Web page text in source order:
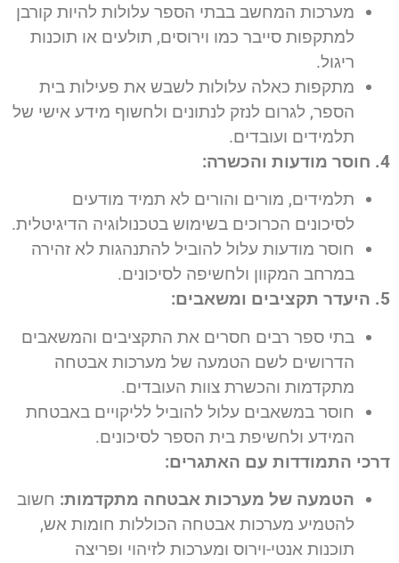
מערכות המחשב בבתי הספר עלולות להיות קורבן
למתקפות סייבר כמו וירוסים, תולעים או תוכנות
ריגול.
מתקפות כאלה עלולות לשבש את פעילות בית
הספר, לגרום לנזק לנתונים ולחשוף מידע אישי של
תלמידים ועובדים.
4. חוסר מודעות והכשרה:
תלמידים, מורים והורים לא תמיד מודעים
לסיכונים הכרוכים בשימוש בטכנולוגיה הדיגיטלית.
חוסר מודעות עלול להוביל להתנהגות לא זהירה
במרחב המקוון ולחשיפה לסיכונים.
5. היעדר תקציבים ומשאבים:
בתי ספר רבים חסרים את התקציבים והמשאבים
הדרושים לשם הטמעה של מערכות אבטחה
מתקדמות והכשרת צוות העובדים.
חוסר במשאבים עלול להוביל לליקויים באבטחת
המידע ולחשיפת בית הספר לסיכונים.
דרכי התמודדות עם האתגרים:
הטמעה של מערכות אבטחה מתקדמות: חשוב
להטמיע מערכות אבטחה הכוללות חומות אש,
תוכנות אנטי-וירוס ומערכות לזיהוי ופריצה